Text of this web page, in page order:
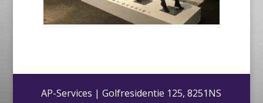
AP-Services | Golfresidentie 125, 8251NS